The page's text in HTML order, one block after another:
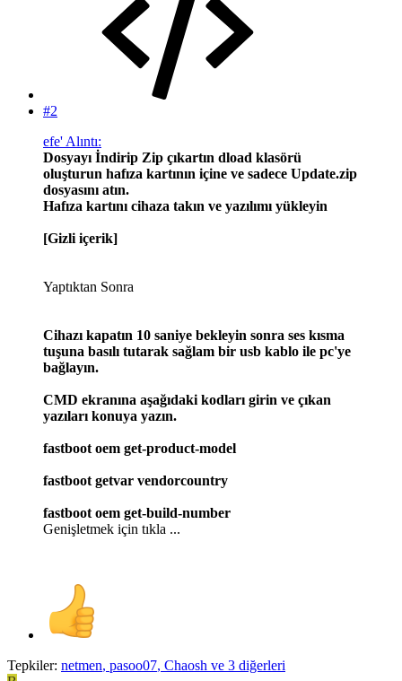
#2
efe' Alıntı:
Dosyayı İndirip Zip çıkartın dload klasörü
oluşturun hafıza kartının içine ve sadece Update.zip
dosyasını atın.
Hafıza kartını cihaza takın ve yazılımı yükleyin
[Gizli içerik]
Yaptıktan Sonra
Cihazı kapatın 10 saniye bekleyin sonra ses kısma
tuşuna basılı tutarak sağlam bir usb kablo ile pc'ye
bağlayın.
CMD ekranına aşağıdaki kodları girin ve çıkan
yazıları konuya yazın.
fastboot oem get-product-model
fastboot getvar vendorcountry
fastboot oem get-build-number
Genişletmek için tıkla ...
Tepkiler: netmen, pasoo07, Chaosh ve 3 diğerleri